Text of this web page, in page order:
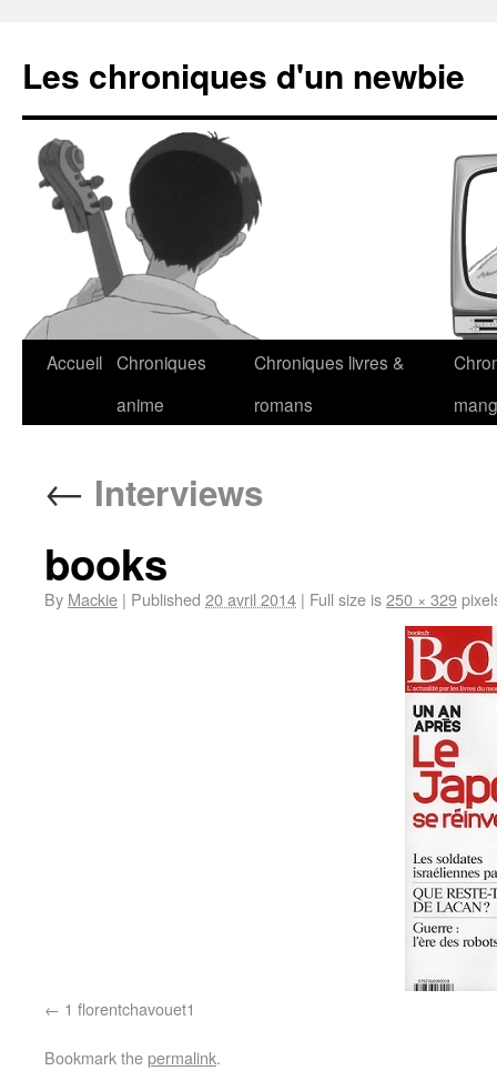
Les chroniques d'un newbie
Accueil Chroniques
anime
Chroniques livres &
romans
← Interviews
books
By Mackie | Published 20 avril 2014 | Full size is250 × 329
1 florentchavouet1
Bookmark thepermalink.